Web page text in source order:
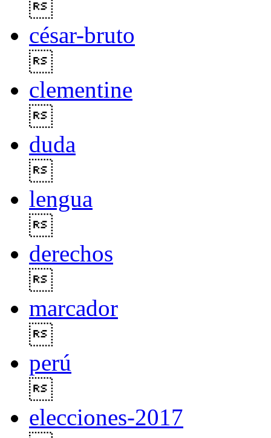
césar-bruto
clementine
duda
lengua
derechos
marcador
perú
elecciones-2017